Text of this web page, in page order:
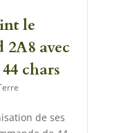
le
avec
chars
de ses